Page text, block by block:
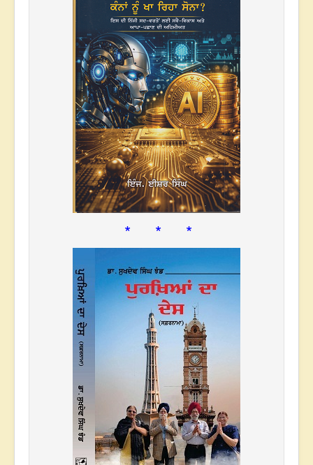
* * *